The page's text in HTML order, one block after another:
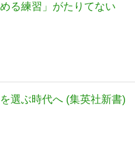
る練習」がたりてない
選ぶ時代へ (集英社新書)